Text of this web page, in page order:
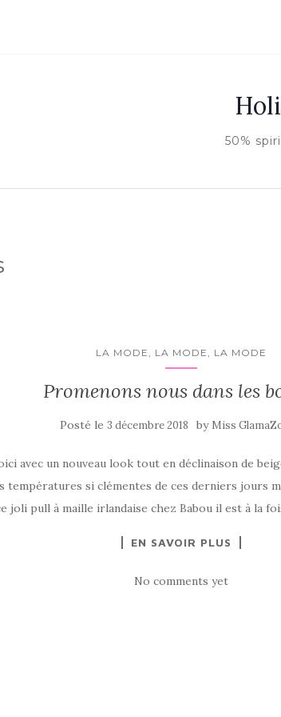
50%
LA MODE, LA MODE, LA MODE
Promenons nous dans les
Posté le 3 décembre 2018 by Miss
avec un nouveau look tout en déclinaison de
températures si clémentes de ces derniers jours
joli pull à maille irlandaise chez Babou il est à la
EN SAVOIR PLUS
No comments yet